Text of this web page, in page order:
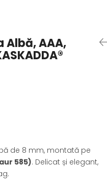
Albă, AAA,
de 8 mm, montată pe
585). Delicat și elegant,